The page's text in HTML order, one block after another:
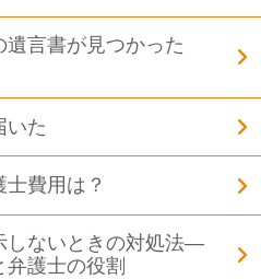
言書が見つかった
いた
費用は？
しないときの対処法―
護士の役割